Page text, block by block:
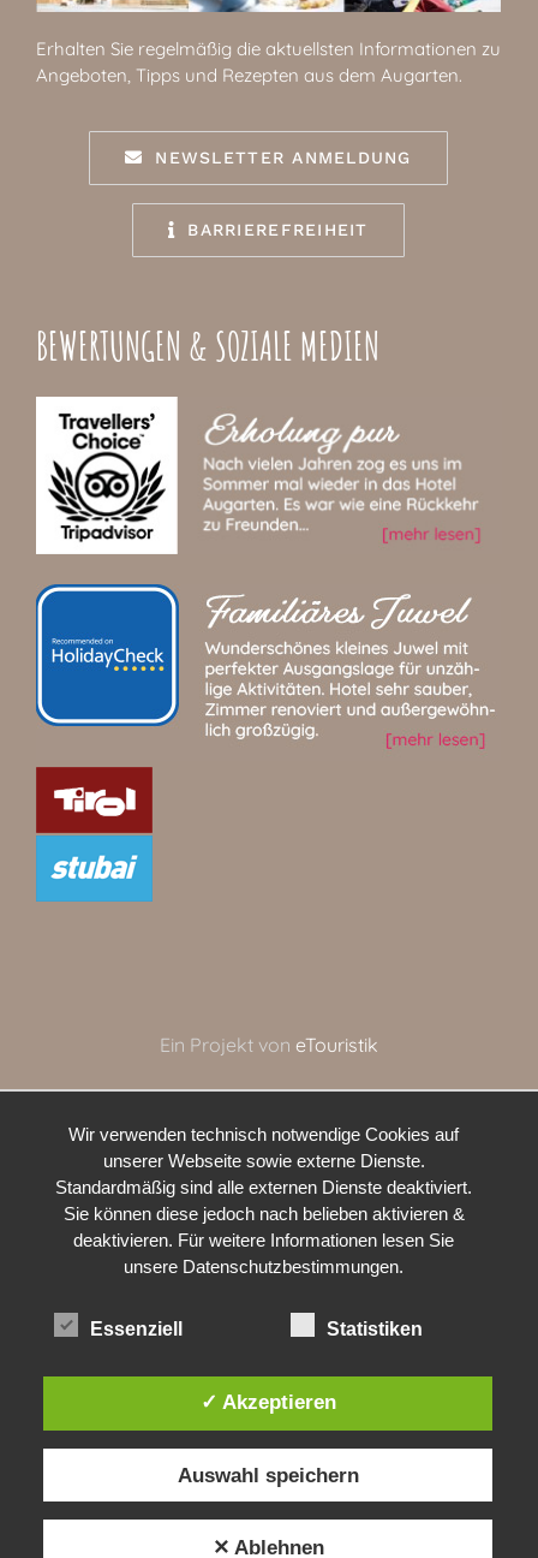
Erhalten Sie regelmäßig die aktuellsten Informationen zu
Angeboten, Tipps und Rezepten aus dem Augarten.
NEWSLETTER ANMELDUNG
BARRIEREFREIHEIT
BEWERTUNGEN & SOZIALE MEDIEN
Ein Projekt von eTouristik
Wir verwenden technisch notwendige Cookies auf
unserer Webseite sowie externe Dienste.
Standardmäßig sind alle externen Dienste deaktiviert.
Sie können diese jedoch nach belieben aktivieren &
deaktivieren. Für weitere Informationen lesen Sie
unsere Datenschutzbestimmungen.
Essenziell Statistiken
✓ Akzeptieren
Auswahl speichern
✕ Ablehnen